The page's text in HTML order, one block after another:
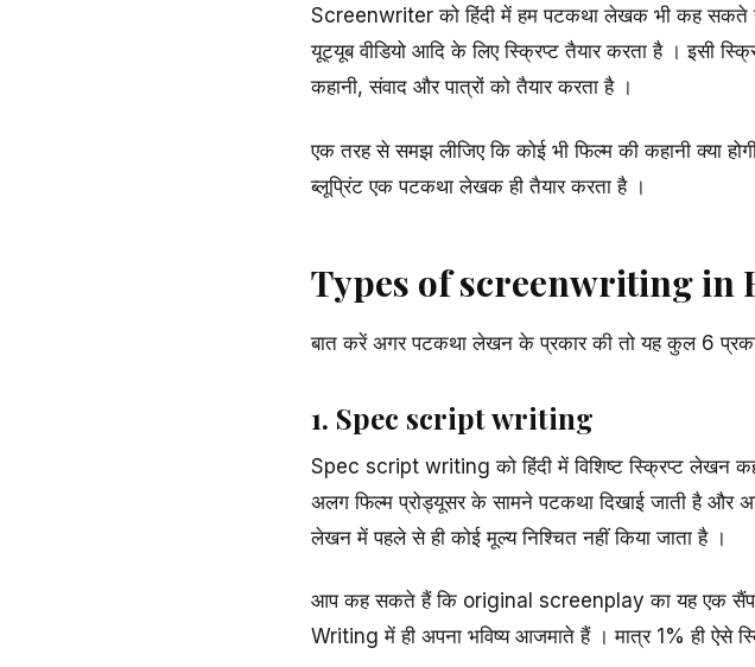
Screenwriter को हिंदी में हम पटकथा लेखक भी कह सकते हैं
यूट्यूब वीडियो आदि के लिए स्क्रिप्ट तैयार करता है । इसी
कहानी, संवाद और पात्रों को तैयार करता है ।
एक तरह से समझ लीजिए कि कोई भी फिल्म की कहानी क्या
ब्लूप्रिंट एक पटकथा लेखक ही तैयार करता है ।
Types of screenwriting in
बात करें अगर पटकथा लेखन के प्रकार की तो यह कुल 6
1. Spec script writing
Spec script writing को हिंदी में विशिष्ट स्क्रिप्ट लेखन
अलग फिल्म प्रोड्यूसर के सामने पटकथा दिखाई जाती है और
लेखन में पहले से ही कोई मूल्य निश्चित नहीं किया जाता है ।
आप कह सकते हैं कि original screenplay का यह एक
Writing में ही अपना भविष्य आजमाते हैं । मात्र 1% ही ऐसे